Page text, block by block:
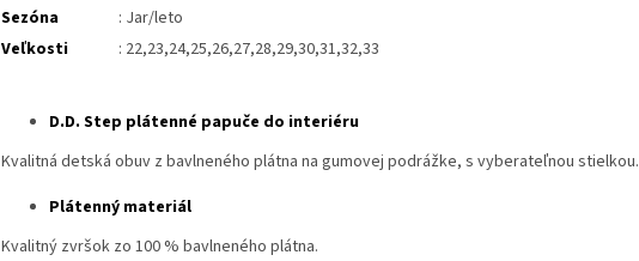
Sezóna
: Jar/leto
Veľkosti
: 22,23,24,25,26,27,28,29,30,31,32,33
D.D. Step plátenné papuče do interiéru
Kvalitná detská obuv z bavlneného plátna na gumovej podrážke, s vyberateľnou stielkou.
Plátenný materiál
Kvalitný zvršok zo 100 % bavlneného plátna.